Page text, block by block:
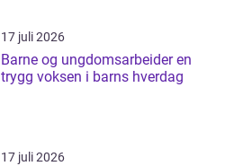
17 juli 2026
Barne og ungdomsarbeider en
trygg voksen i barns hverdag
17 juli 2026